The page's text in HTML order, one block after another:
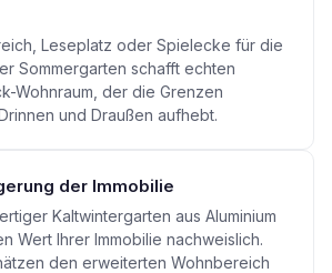
Leseplatz oder Spielecke für die
Sommergarten schafft echten
Wohnraum, der die Grenzen
und Draußen aufhebt.
der Immobilie
Kaltwintergarten aus Aluminium
Wert Ihrer Immobilie nachweislich.
den erweiterten Wohnbereich